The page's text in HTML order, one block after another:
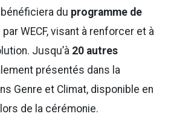
du programme de
WECF, visant à renforcer et à
Jusqu’à 20 autres
présentés dans la
Genre et Climat, disponible en
de la cérémonie.